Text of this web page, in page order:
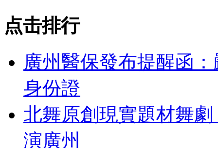
点击排行
廣州醫保發布提醒函
身份證
北舞原創現實題材舞
演廣州